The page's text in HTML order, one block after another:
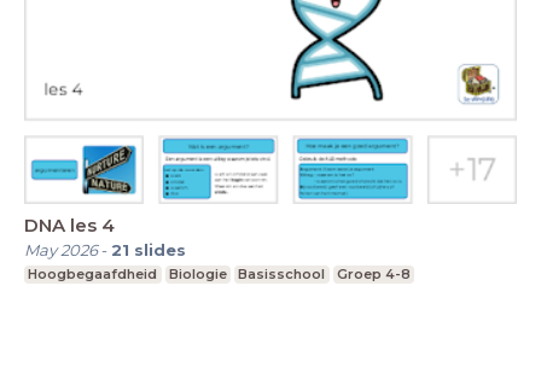
DNA les 4
May 2026- 21 slides
Hoogbegaafdheid Biologie Basisschool Groep 4-8